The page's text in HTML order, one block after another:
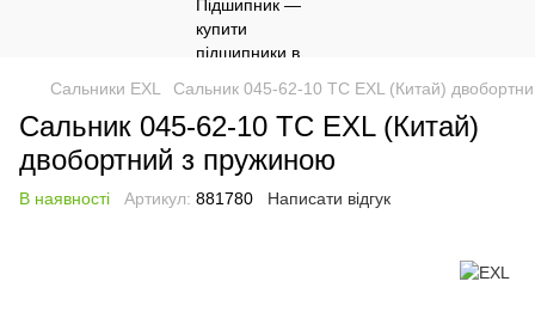
Сальники EXL Сальник 045-62-10 TC EXL (Китай)
Сальник 045-62-10 TC EXL (Китай)
двобортний з пружиною
В наявності Артикул: 881780 Написати відгук